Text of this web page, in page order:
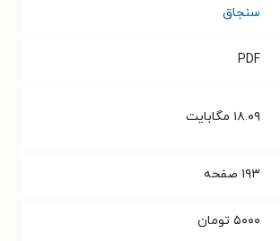
سنجاق
PDF
۱۸.۰۹ مگابایت
۱۹۳ صفحه
۵۰۰۰ تومان